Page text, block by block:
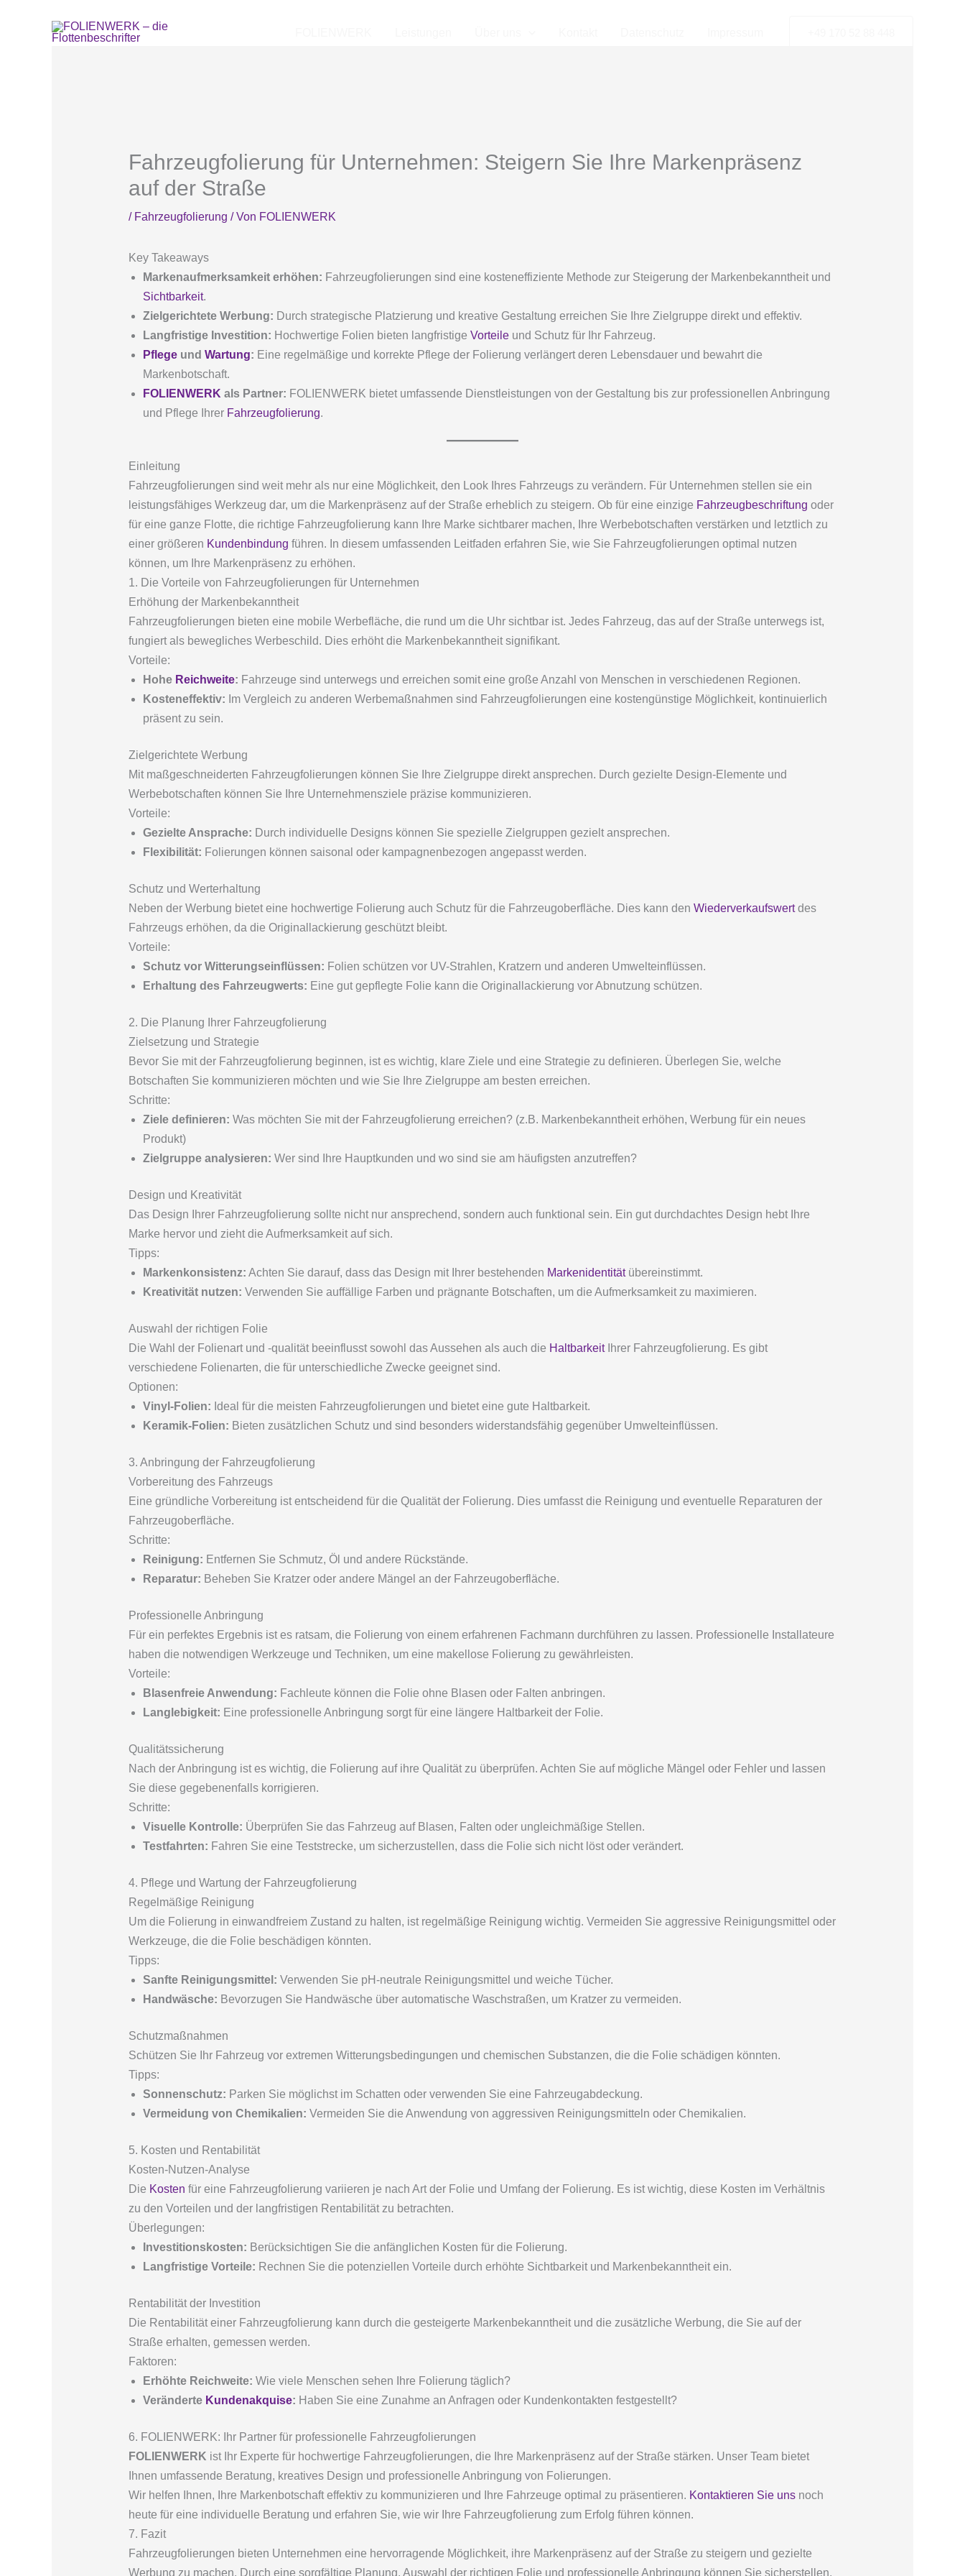
Fahrzeugfolierung für Unternehmen: Steigern Sie Ihre Markenpräsenz
auf der Straße
/ Fahrzeugfolierung / Von FOLIENWERK
Key Takeaways
Markenaufmerksamkeit erhöhen: Fahrzeugfolierungen sind eine kosteneffiziente Methode zur Steigerung der Markenbekanntheit und
Sichtbarkeit.
Zielgerichtete Werbung: Durch strategische Platzierung und kreative Gestaltung erreichen Sie Ihre Zielgruppe direkt und effektiv.
Langfristige Investition: Hochwertige Folien bieten langfristige Vorteileund Schutz für Ihr Fahrzeug.
Pflegeund Wartung: Eine regelmäßige und korrekte Pflege der Folierung verlängert deren Lebensdauer und bewahrt die
Markenbotschaft.
FOLIENWERKals Partner: FOLIENWERK bietet umfassende Dienstleistungen von der Gestaltung bis zur professionellen Anbringung
und Pflege Ihrer Fahrzeugfolierung.
Einleitung
Fahrzeugfolierungen sind weit mehr als nur eine Möglichkeit, den Look Ihres Fahrzeugs zu verändern. Für Unternehmen stellen sie ein
leistungsfähiges Werkzeug dar, um die Markenpräsenz auf der Straße erheblich zu steigern. Ob für eine einzige Fahrzeugbeschriftung oder
für eine ganze Flotte, die richtige Fahrzeugfolierung kann Ihre Marke sichtbarer machen, Ihre Werbebotschaften verstärken und letztlich zu
einer größeren Kundenbindung führen. In diesem umfassenden Leitfaden erfahren Sie, wie Sie Fahrzeugfolierungen optimal nutzen
können, um Ihre Markenpräsenz zu erhöhen.
1. Die Vorteile von Fahrzeugfolierungen für Unternehmen
Erhöhung der Markenbekanntheit
Fahrzeugfolierungen bieten eine mobile Werbefläche, die rund um die Uhr sichtbar ist. Jedes Fahrzeug, das auf der Straße unterwegs ist,
fungiert als bewegliches Werbeschild. Dies erhöht die Markenbekanntheit signifikant.
Vorteile:
Hohe Reichweite: Fahrzeuge sind unterwegs und erreichen somit eine große Anzahl von Menschen in verschiedenen Regionen.
Kosteneffektiv: Im Vergleich zu anderen Werbemaßnahmen sind Fahrzeugfolierungen eine kostengünstige Möglichkeit, kontinuierlich
präsent zu sein.
Zielgerichtete Werbung
Mit maßgeschneiderten Fahrzeugfolierungen können Sie Ihre Zielgruppe direkt ansprechen. Durch gezielte Design-Elemente und
Werbebotschaften können Sie Ihre Unternehmensziele präzise kommunizieren.
Vorteile:
Gezielte Ansprache: Durch individuelle Designs können Sie spezielle Zielgruppen gezielt ansprechen.
Flexibilität: Folierungen können saisonal oder kampagnenbezogen angepasst werden.
Schutz und Werterhaltung
Neben der Werbung bietet eine hochwertige Folierung auch Schutz für die Fahrzeugoberfläche. Dies kann den Wiederverkaufswertdes
Fahrzeugs erhöhen, da die Originallackierung geschützt bleibt.
Vorteile:
Schutz vor Witterungseinflüssen: Folien schützen vor UV-Strahlen, Kratzern und anderen Umwelteinflüssen.
Erhaltung des Fahrzeugwerts: Eine gut gepflegte Folie kann die Originallackierung vor Abnutzung schützen.
2. Die Planung Ihrer Fahrzeugfolierung
Zielsetzung und Strategie
Bevor Sie mit der Fahrzeugfolierung beginnen, ist es wichtig, klare Ziele und eine Strategie zu definieren. Überlegen Sie, welche
Botschaften Sie kommunizieren möchten und wie Sie Ihre Zielgruppe am besten erreichen.
Schritte:
Ziele definieren: Was möchten Sie mit der Fahrzeugfolierung erreichen? (z.B. Markenbekanntheit erhöhen, Werbung für ein neues
Produkt)
Zielgruppe analysieren: Wer sind Ihre Hauptkunden und wo sind sie am häufigsten anzutreffen?
Design und Kreativität
Das Design Ihrer Fahrzeugfolierung sollte nicht nur ansprechend, sondern auch funktional sein. Ein gut durchdachtes Design hebt Ihre
Marke hervor und zieht die Aufmerksamkeit auf sich.
Tipps:
Markenkonsistenz: Achten Sie darauf, dass das Design mit Ihrer bestehenden Markenidentitätübereinstimmt.
Kreativität nutzen: Verwenden Sie auffällige Farben und prägnante Botschaften, um die Aufmerksamkeit zu maximieren.
Auswahl der richtigen Folie
Die Wahl der Folienart und -qualität beeinflusst sowohl das Aussehen als auch die HaltbarkeitIhrer Fahrzeugfolierung. Es gibt
verschiedene Folienarten, die für unterschiedliche Zwecke geeignet sind.
Optionen:
Vinyl-Folien: Ideal für die meisten Fahrzeugfolierungen und bietet eine gute Haltbarkeit.
Keramik-Folien: Bieten zusätzlichen Schutz und sind besonders widerstandsfähig gegenüber Umwelteinflüssen.
3. Anbringung der Fahrzeugfolierung
Vorbereitung des Fahrzeugs
Eine gründliche Vorbereitung ist entscheidend für die Qualität der Folierung. Dies umfasst die Reinigung und eventuelle Reparaturen der
Fahrzeugoberfläche.
Schritte:
Reinigung: Entfernen Sie Schmutz, Öl und andere Rückstände.
Reparatur: Beheben Sie Kratzer oder andere Mängel an der Fahrzeugoberfläche.
Professionelle Anbringung
Für ein perfektes Ergebnis ist es ratsam, die Folierung von einem erfahrenen Fachmann durchführen zu lassen. Professionelle Installateure
haben die notwendigen Werkzeuge und Techniken, um eine makellose Folierung zu gewährleisten.
Vorteile:
Blasenfreie Anwendung: Fachleute können die Folie ohne Blasen oder Falten anbringen.
Langlebigkeit: Eine professionelle Anbringung sorgt für eine längere Haltbarkeit der Folie.
Qualitätssicherung
Nach der Anbringung ist es wichtig, die Folierung auf ihre Qualität zu überprüfen. Achten Sie auf mögliche Mängel oder Fehler und lassen
Sie diese gegebenenfalls korrigieren.
Schritte:
Visuelle Kontrolle: Überprüfen Sie das Fahrzeug auf Blasen, Falten oder ungleichmäßige Stellen.
Testfahrten: Fahren Sie eine Teststrecke, um sicherzustellen, dass die Folie sich nicht löst oder verändert.
4. Pflege und Wartung der Fahrzeugfolierung
Regelmäßige Reinigung
Um die Folierung in einwandfreiem Zustand zu halten, ist regelmäßige Reinigung wichtig. Vermeiden Sie aggressive Reinigungsmittel oder
Werkzeuge, die die Folie beschädigen könnten.
Tipps:
Sanfte Reinigungsmittel: Verwenden Sie pH-neutrale Reinigungsmittel und weiche Tücher.
Handwäsche: Bevorzugen Sie Handwäsche über automatische Waschstraßen, um Kratzer zu vermeiden.
Schutzmaßnahmen
Schützen Sie Ihr Fahrzeug vor extremen Witterungsbedingungen und chemischen Substanzen, die die Folie schädigen könnten.
Tipps:
Sonnenschutz: Parken Sie möglichst im Schatten oder verwenden Sie eine Fahrzeugabdeckung.
Vermeidung von Chemikalien: Vermeiden Sie die Anwendung von aggressiven Reinigungsmitteln oder Chemikalien.
5. Kosten und Rentabilität
Kosten-Nutzen-Analyse
Die Kosten für eine Fahrzeugfolierung variieren je nach Art der Folie und Umfang der Folierung. Es ist wichtig, diese Kosten im Verhältnis
zu den Vorteilen und der langfristigen Rentabilität zu betrachten.
Überlegungen:
Investitionskosten: Berücksichtigen Sie die anfänglichen Kosten für die Folierung.
Langfristige Vorteile: Rechnen Sie die potenziellen Vorteile durch erhöhte Sichtbarkeit und Markenbekanntheit ein.
Rentabilität der Investition
Die Rentabilität einer Fahrzeugfolierung kann durch die gesteigerte Markenbekanntheit und die zusätzliche Werbung, die Sie auf der
Straße erhalten, gemessen werden.
Faktoren:
Erhöhte Reichweite: Wie viele Menschen sehen Ihre Folierung täglich?
Veränderte Kundenakquise: Haben Sie eine Zunahme an Anfragen oder Kundenkontakten festgestellt?
6. FOLIENWERK: Ihr Partner für professionelle Fahrzeugfolierungen
FOLIENWERK ist Ihr Experte für hochwertige Fahrzeugfolierungen, die Ihre Markenpräsenz auf der Straße stärken. Unser Team bietet
Ihnen umfassende Beratung, kreatives Design und professionelle Anbringung von Folierungen.
Wir helfen Ihnen, Ihre Markenbotschaft effektiv zu kommunizieren und Ihre Fahrzeuge optimal zu präsentieren. Kontaktieren Sie unsnoch
heute für eine individuelle Beratung und erfahren Sie, wie wir Ihre Fahrzeugfolierung zum Erfolg führen können.
7. Fazit
Fahrzeugfolierungen bieten Unternehmen eine hervorragende Möglichkeit, ihre Markenpräsenz auf der Straße zu steigern und gezielte
Werbung zu machen. Durch eine sorgfältige Planung, Auswahl der richtigen Folie und professionelle Anbringung können Sie sicherstellen,